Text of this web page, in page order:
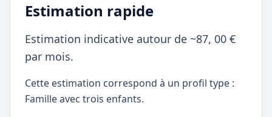
Estimation rapide
Estimation indicative autour de ~87, 00 €
par mois.
Cette estimation correspond à un profil type :
Famille avec trois enfants.